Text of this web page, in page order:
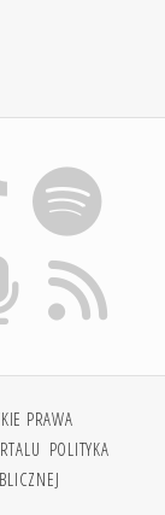
PRAWA
POLITYKA